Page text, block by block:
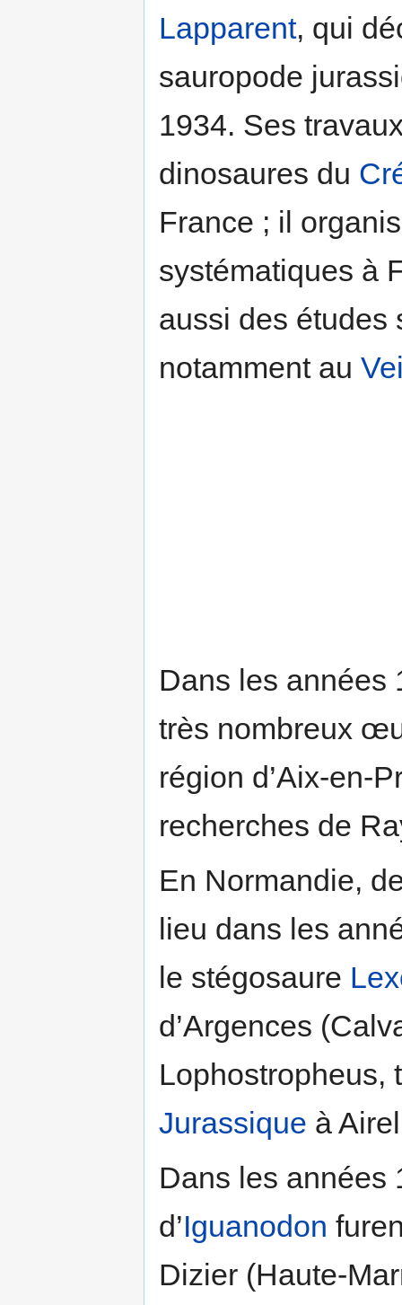
Lapparent, qui
sauropode
1934. Ses
dinosaures du
France ; il
systématiques à
aussi des études
notamment au
Dans les années
très nombreux
région d’Aix-en-
recherches de
En Normandie,
lieu dans les
le stégosaure
d’Argences
Lophostropheus,
Jurassique à
Dans les années
d’Iguanodon
Dizier (Haute-